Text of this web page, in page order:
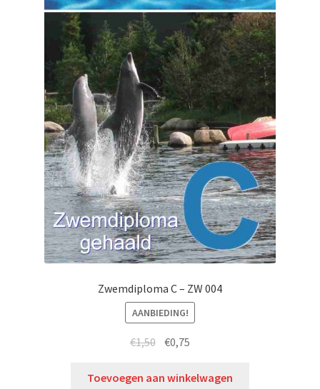
Zwemdiploma C – ZW 004
AANBIEDING!
€1,50 €0,75
Toevoegen aan winkelwagen